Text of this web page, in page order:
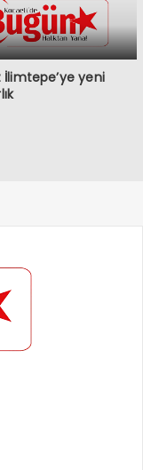
İlimtepe’ye yeni